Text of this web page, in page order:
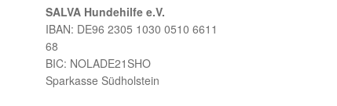
SALVA Hundehilfe e.V.
IBAN: DE96 2305 1030 0510 6611
68
BIC: NOLADE21SHO
Sparkasse Südholstein